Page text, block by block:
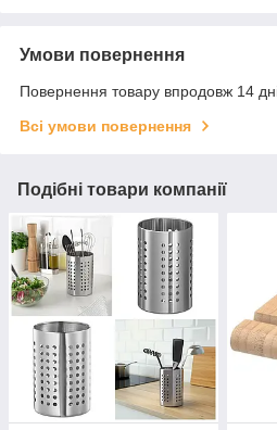
Умови повернення
Повернення товару впродовж 14
Всі умови повернення
Подібні товари компанії